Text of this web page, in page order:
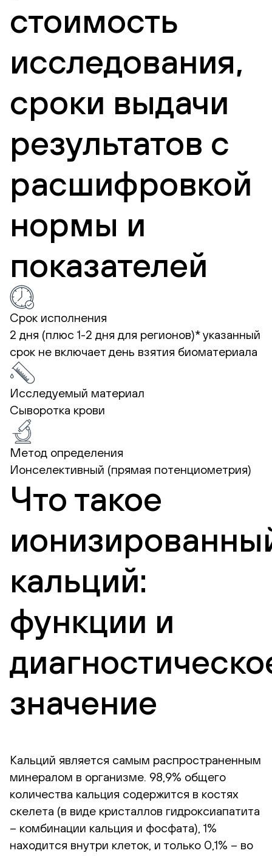
стоимость
исследования,
сроки выдачи
результатов с
расшифровкой
нормы и
показателей
Срок исполнения
2 дня (плюс 1-2 дня для регионов)*указанный
срок не включает день взятия биоматериала
Исследуемый материал
Сыворотка крови
Метод определения
Ионселективный (прямая потенциометрия)
Что такое
кальций:
функции и
значение
Кальций является самым распространенным
минералом в организме. 98,9% общего
количества кальция содержится в костях
скелета (в виде кристаллов гидроксиапатита
– комбинации кальция и фосфата), 1%
находится внутри клеток, и только 0,1% – во